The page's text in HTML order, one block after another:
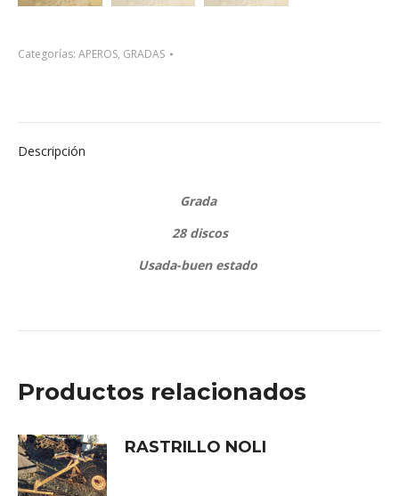
Categorías: APEROS, GRADAS
Descripción
Grada
28 discos
Usada-buen estado
Productos relacionados
RASTRILLO NOLI